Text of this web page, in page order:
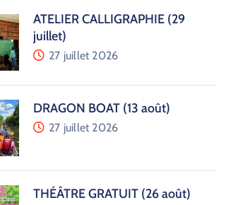
ATELIER CALLIGRAPHIE (29
juillet)
27 juillet 2026
DRAGON BOAT (13 août)
27 juillet 2026
THÉÂTRE GRATUIT (26 août)